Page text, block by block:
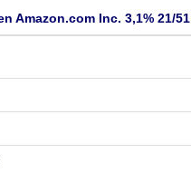
Amazon.com Inc. 3,1% 21/51